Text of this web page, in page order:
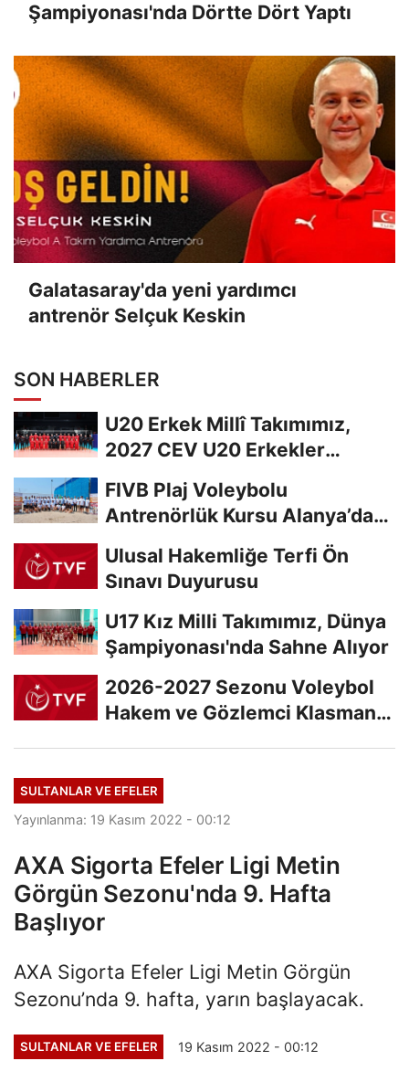
Şampiyonası'nda Dörtte Dört Yaptı
Galatasaray'da yeni yardımcı
antrenör Selçuk Keskin
SON HABERLER
U20 Erkek Millî Takımımız,
2027 CEV U20 Erkekler
FIVB Plaj Voleybolu
Antrenörlük Kursu Alanya’da
Ulusal Hakemliğe Terfi Ön
Sınavı Duyurusu
U17 Kız Milli Takımımız, Dünya
Şampiyonası'nda Sahne Alıyor
2026-2027 Sezonu Voleybol
Hakem ve Gözlemci Klasman
SULTANLAR VE EFELER
Yayınlanma: 19 Kasım 2022 - 00:12
AXA Sigorta Efeler Ligi Metin
Görgün Sezonu'nda 9. Hafta
Başlıyor
AXA Sigorta Efeler Ligi Metin Görgün
Sezonu’nda 9. hafta, yarın başlayacak.
SULTANLAR VE EFELER 19 Kasım 2022 - 00:12